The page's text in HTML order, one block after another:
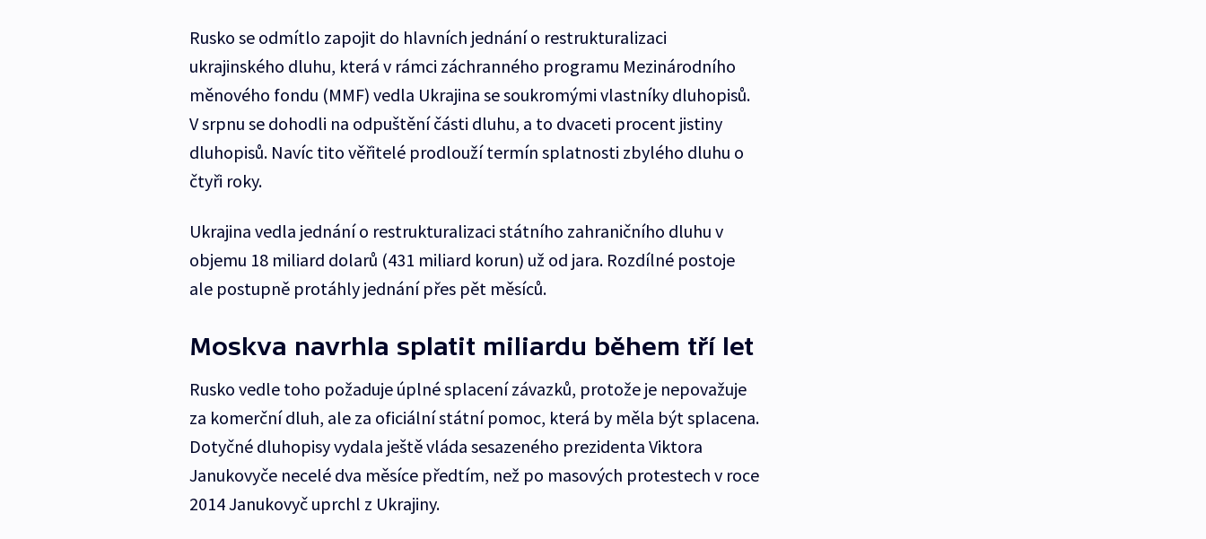
Rusko se odmítlo zapojit do hlavních jednání o restrukturalizaci
ukrajinského dluhu, která v rámci záchranného programu Mezinárodního
měnového fondu (MMF) vedla Ukrajina se soukromými vlastníky dluhopisů.
V srpnu se dohodli na odpuštění části dluhu, a to dvaceti procent jistiny
dluhopisů. Navíc tito věřitelé prodlouží termín splatnosti zbylého dluhu o
čtyři roky.
Ukrajina vedla jednání o restrukturalizaci státního zahraničního dluhu v
objemu 18 miliard dolarů (431 miliard korun) už od jara. Rozdílné postoje
ale postupně protáhly jednání přes pět měsíců.
Moskva navrhla splatit miliardu během tří let
Rusko vedle toho požaduje úplné splacení závazků, protože je nepovažuje
za komerční dluh, ale za oficiální státní pomoc, která by měla být splacena.
Dotyčné dluhopisy vydala ještě vláda sesazeného prezidenta Viktora
Janukovyče necelé dva měsíce předtím, než po masových protestech v roce
2014 Janukovyč uprchl z Ukrajiny.